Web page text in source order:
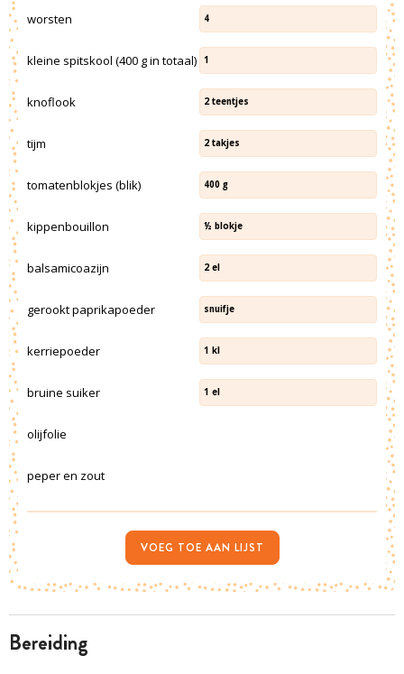
bereiding
worsten 4
kleine spitskool (400 g in totaal) 1
knoflook 2 teentjes
tijm 2 takjes
tomatenblokjes (blik) 400 g
kippenbouillon ½ blokje
balsamicoazijn 2 el
gerookt paprikapoeder snuifje
kerriepoeder 1 kl
bruine suiker 1 el
olijfolie
peper en zout
VOEG TOE AAN LIJST